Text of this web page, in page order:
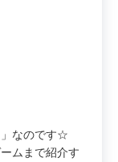
」なのです☆
ムまで紹介す